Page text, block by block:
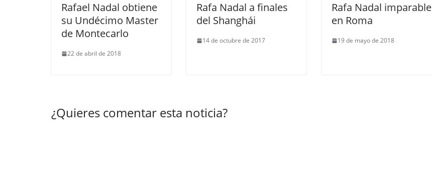
Rafael Nadal obtiene
su Undécimo Master
de Montecarlo
22 de abril de 2018
Rafa Nadal a finales
del Shanghái
14 de octubre de 2017
Rafa Nadal imparable
en Roma
19 de mayo de 2018
¿Quieres comentar esta noticia?